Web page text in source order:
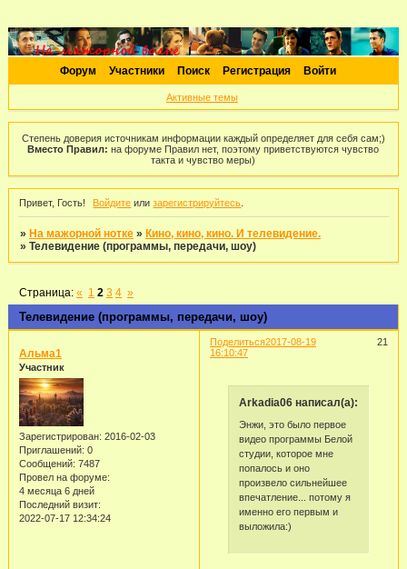
Форум Участники Поиск Регистрация Войти
Активные темы
Степень доверия источникам информации каждый определяет для себя сам;)
Вместо Правил: на форуме Правил нет, поэтому приветствуются чувство
такта и чувство меры)
Привет, Гость! Войдите илизарегистрируйтесь
» На мажорной нотке » Кино, кино, кино. И телевидение.
»Телевидение (программы, передачи, шоу)
Телевидение (программы, передачи, шоу)
Страница:« 1 2 3 4 »
Поделиться 21
2017-08-19
16:10:47
Альма1
Участник
Зарегистрирован: 2016-02-03
Приглашений: 0
Сообщений: 7487
Провел на форуме:
4 месяца 6 дней
Последний визит:
2022-07-17 12:34:24
Arkadia06 написал(а):
Энжи, это было первое
видео программы Белой
студии, которое мне
попалось и оно
произвело сильнейшее
впечатление... потому я
именно его первым и
выложила:)